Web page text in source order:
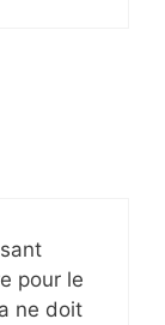
pour le
ne doit